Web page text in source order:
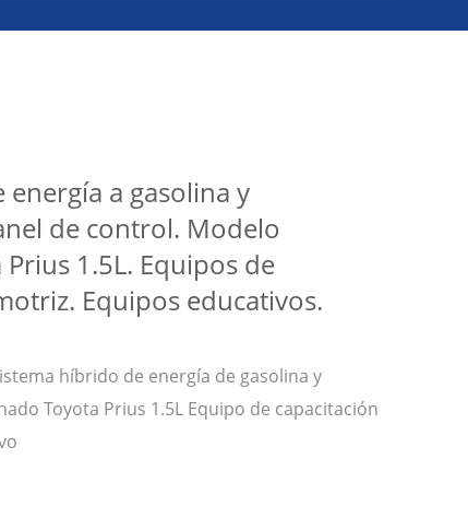
a gasolina y
de control. Modelo
1.5L. Equipos de
Equipos educativos.
híbrido de energía de gasolina y
Toyota Prius 1.5L Equipo de capacitación